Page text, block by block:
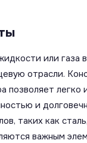
или газа
отрасли.
позволяет легко
и
таких как
важным